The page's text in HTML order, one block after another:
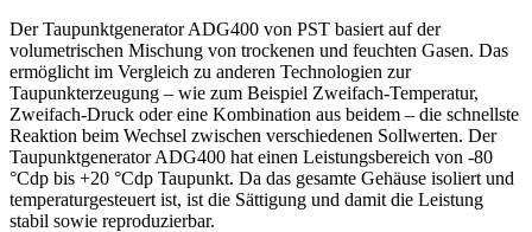
Der Taupunktgenerator ADG400 von PST basiert auf der
volumetrischen Mischung von trockenen und feuchten Gasen. Das
ermöglicht im Vergleich zu anderen Technologien zur
Taupunkterzeugung – wie zum Beispiel Zweifach-Temperatur,
Zweifach-Druck oder eine Kombination aus beidem – die schnellste
Reaktion beim Wechsel zwischen verschiedenen Sollwerten. Der
Taupunktgenerator ADG400 hat einen Leistungsbereich von -80
°Cdp bis +20 °Cdp Taupunkt. Da das gesamte Gehäuse isoliert und
temperatur­gesteuert ist, ist die Sättigung und damit die Leistung
stabil sowie reproduzierbar.